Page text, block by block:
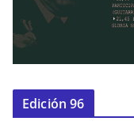
Edición 96